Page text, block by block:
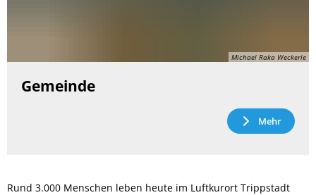
Michael Raka Weckerle
Gemeinde
Mehr
Rund 3.000 Menschen leben heute im Luftkurort Trippstadt